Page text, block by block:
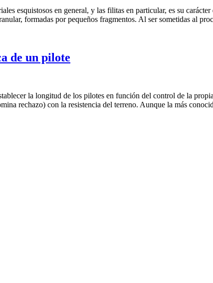
esquistosos en general, y las filitas en particular, es su
formadas por pequeños fragmentos. Al ser sometidas al
de un pilote
la longitud de los pilotes en función del control de la
rechazo) con la resistencia del terreno. Aunque la más